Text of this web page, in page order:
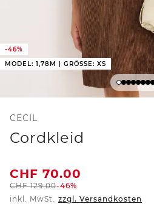
-46%
MODEL: 1,78M | GRÖSSE: XS
CECIL
Cordkleid
CHF 70.00
CHF129.00-46%
inkl. MwSt. zzgl. Versandkosten